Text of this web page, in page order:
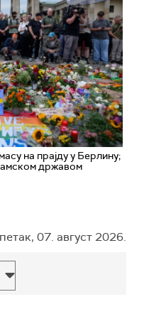
на прајду у Берлину;
државом
петак, 07. август 2026.